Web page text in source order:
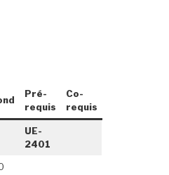
Pré-
requis
Co-
requis
UE-
2401